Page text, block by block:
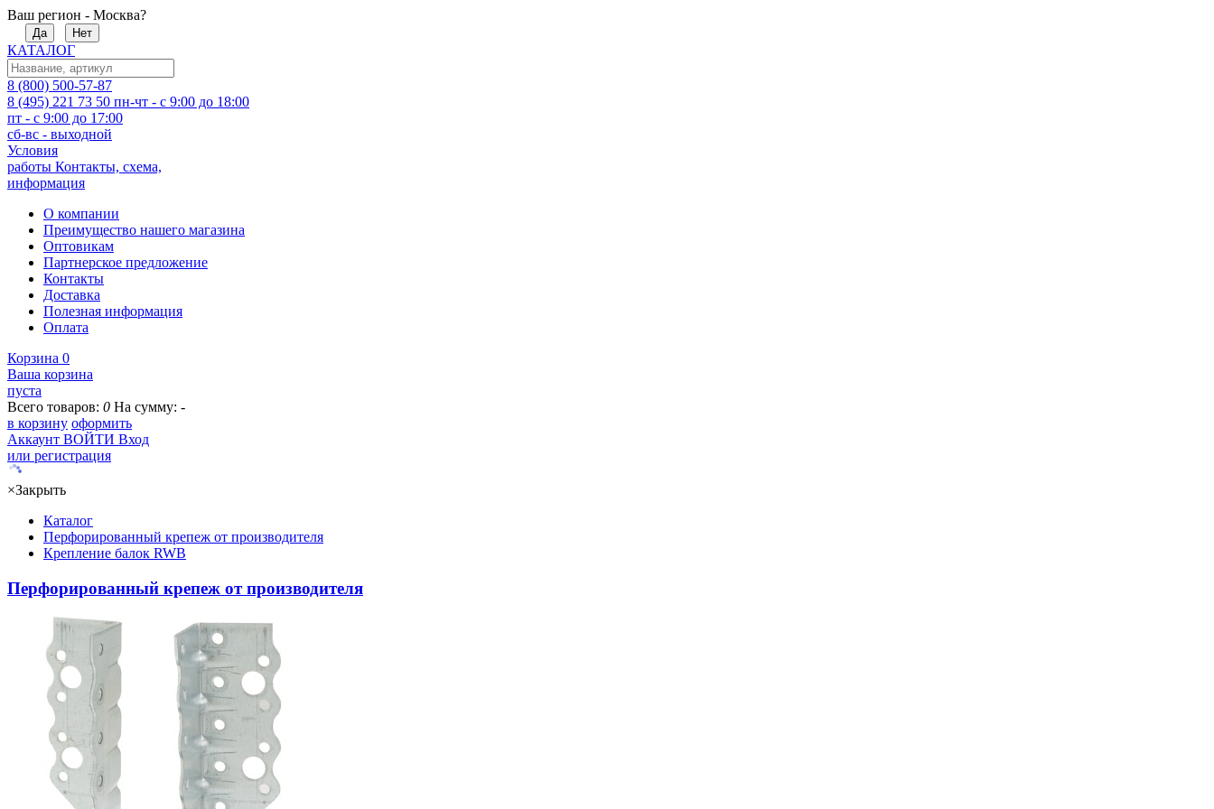
Ваш регион - Москва?
Да Нет
КАТАЛОГ
8 (800) 500-57-87
8 (495) 221 73 50 пн-чт - с 9:00 до 18:00
пт - с 9:00 до 17:00
сб-вс - выходной
Условия
работы Контакты, схема,
информация
О компании
Преимущество нашего магазина
Оптовикам
Партнерское предложение
Контакты
Доставка
Полезная информация
Оплата
Корзина 0
Ваша корзина
пуста
Всего товаров: 0 На сумму: -
в корзину оформить
Аккаунт ВОЙТИ Вход
или регистрация
×Закрыть
Каталог
Перфорированный крепеж от производителя
Крепление балок RWB
Перфорированный крепеж от производителя